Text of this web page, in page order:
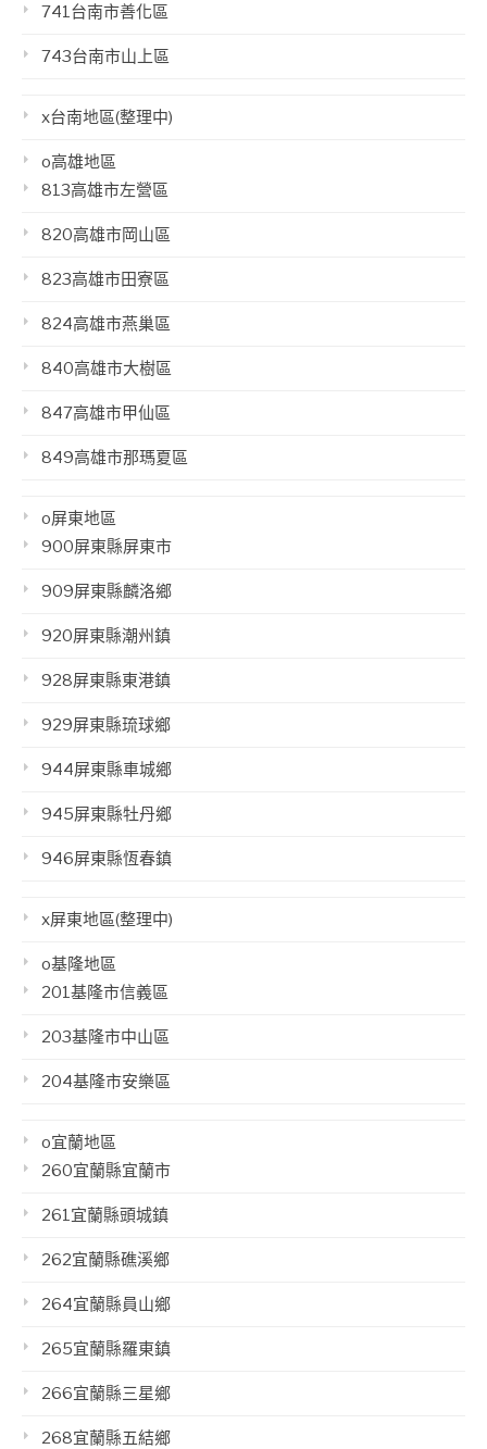
741台南市善化區
743台南市山上區
x台南地區(整理中)
o高雄地區
813高雄市左營區
820高雄市岡山區
823高雄市田寮區
824高雄市燕巢區
840高雄市大樹區
847高雄市甲仙區
849高雄市那瑪夏區
o屏東地區
900屏東縣屏東市
909屏東縣麟洛鄉
920屏東縣潮州鎮
928屏東縣東港鎮
929屏東縣琉球鄉
944屏東縣車城鄉
945屏東縣牡丹鄉
946屏東縣恆春鎮
x屏東地區(整理中)
o基隆地區
201基隆市信義區
203基隆市中山區
204基隆市安樂區
o宜蘭地區
260宜蘭縣宜蘭市
261宜蘭縣頭城鎮
262宜蘭縣礁溪鄉
264宜蘭縣員山鄉
265宜蘭縣羅東鎮
266宜蘭縣三星鄉
268宜蘭縣五結鄉